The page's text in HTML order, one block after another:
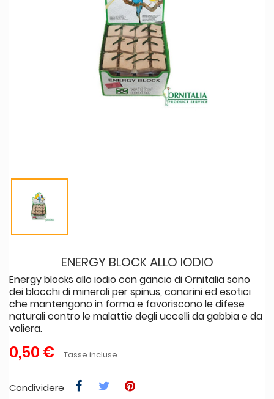
ENERGY BLOCK ALLO IODIO
Energy blocks allo iodio con gancio di Ornitalia sono
dei blocchi di minerali per spinus, canarini ed esotici
che mantengono in forma e favoriscono le difese
naturali contro le malattie degli uccelli da gabbia e da
voliera.
0,50 € Tasse incluse
Condividere